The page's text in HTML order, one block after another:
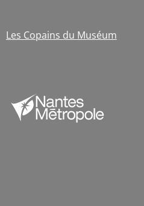
Les Copains du Muséum